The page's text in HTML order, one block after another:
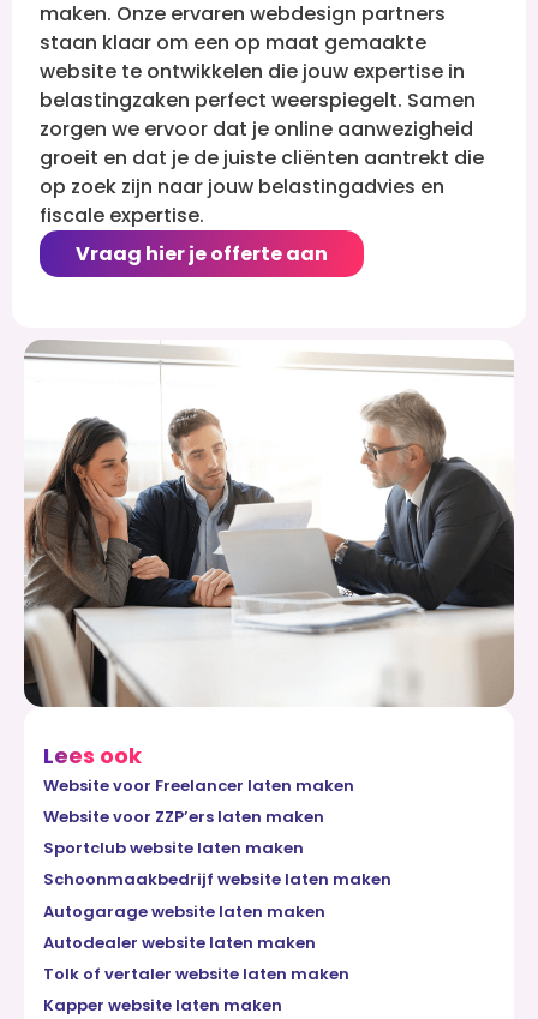
maken. Onze ervaren webdesign partners
staan klaar om een op maat gemaakte
website te ontwikkelen die jouw expertise in
belastingzaken perfect weerspiegelt. Samen
zorgen we ervoor dat je online aanwezigheid
groeit en dat je de juiste cliënten aantrekt die
op zoek zijn naar jouw belastingadvies en
fiscale expertise.
Vraag hier je offerte aan
Lees ook
Website voor Freelancer laten maken
Website voor ZZP’ers laten maken
Sportclub website laten maken
Schoonmaakbedrijf website laten maken
Autogarage website laten maken
Autodealer website laten maken
Tolk of vertaler website laten maken
Kapper website laten maken